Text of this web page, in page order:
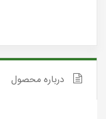
درباره محصول